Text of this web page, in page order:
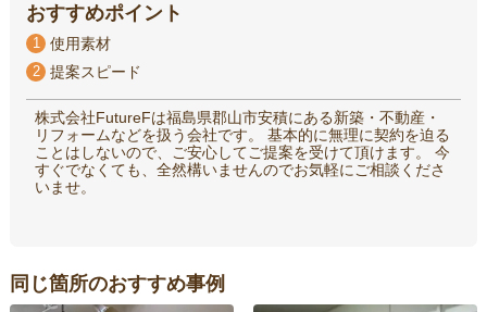
おすすめポイント
1 使用素材
2 提案スピード
株式会社FutureFは福島県郡山市安積にある新築・不動産・
リフォームなどを扱う会社です。 基本的に無理に契約を迫る
ことはしないので、ご安心してご提案を受けて頂けます。 今
すぐでなくても、全然構いませんのでお気軽にご相談くださ
いませ。
同じ箇所のおすすめ事例